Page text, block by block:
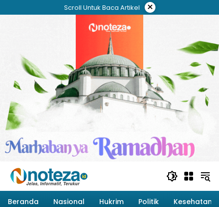
ke
Scroll Untuk Baca Artikel ×
Beranda Nasional Hukrim Politik Kesehatan